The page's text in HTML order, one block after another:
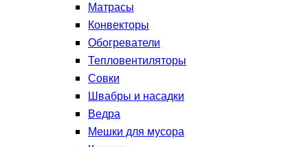
Матрасы
Конвекторы
Обогреватели
Тепловентиляторы
Совки
Швабры и насадки
Ведра
Мешки для мусора